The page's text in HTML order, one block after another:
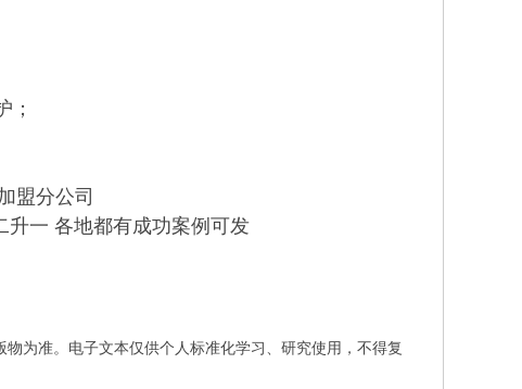
；
盟分公司
升一 各地都有成功案例可发
为准。电子文本仅供个人标准化学习、研究使用，不得复